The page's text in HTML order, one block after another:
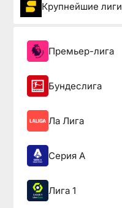
Крупнейшие лиги
Премьер-лига
Бундеслига
Ла Лига
Серия А
Лига 1